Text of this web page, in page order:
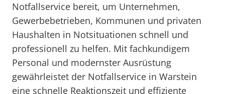
Notfallservice bereit, um Unternehmen,
Gewerbebetrieben, Kommunen und privaten
Haushalten in Notsituationen schnell und
professionell zu helfen. Mit fachkundigem
Personal und modernster Ausrüstung
gewährleistet der Notfallservice in Warstein
eine schnelle Reaktionszeit und effiziente